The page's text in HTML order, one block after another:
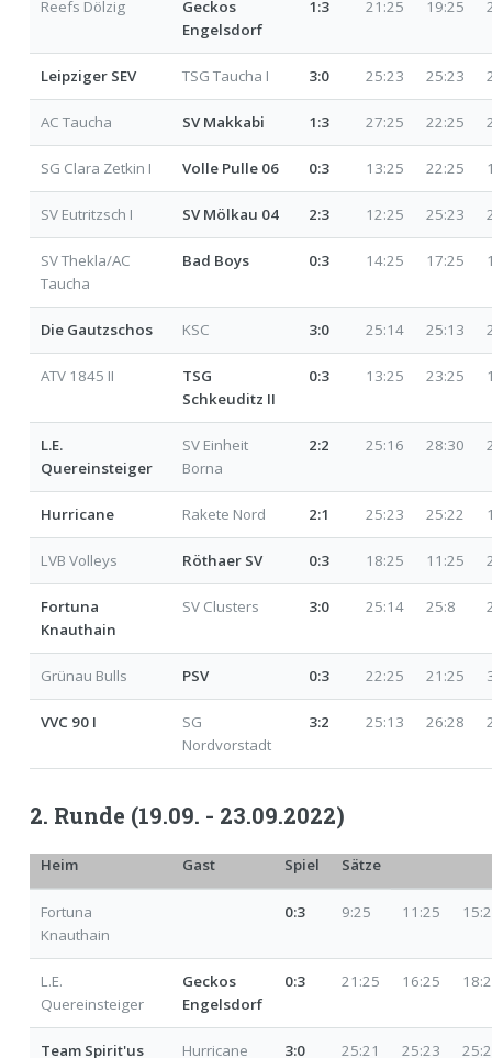
Reefs Dölzig
Geckos
Engelsdorf
1:3 21:25 19:25
Leipziger SEV TSG Taucha I 3:0 25:23 25:23
AC Taucha SV Makkabi 1:3 27:25 22:25
SG Clara Zetkin I Volle Pulle 06 0:3 13:25 22:25
SV Eutritzsch I SV Mölkau 04 2:3 12:25 25:23
SV Thekla/AC
Taucha
Bad Boys 0:3 14:25 17:25
Die Gautzschos KSC 3:0 25:14 25:13
ATV 1845 II
TSG
Schkeuditz II
0:3 13:25 23:25
L.E.
Quereinsteiger
SV Einheit
Borna
2:2 25:16 28:30
Hurricane Rakete Nord 2:1 25:23 25:22
LVB Volleys Röthaer SV 0:3 18:25 11:25
Fortuna
Knauthain
SV Clusters 3:0 25:14 25:8
Grünau Bulls PSV 0:3 22:25 21:25
VVC 90 I
SG
Nordvorstadt
3:2 25:13 26:28
2. Runde (19.09. - 23.09.2022)
Heim Gast Spiel Sätze
Fortuna
Knauthain
0:3 9:25 11:25
L.E.
Quereinsteiger
Geckos
Engelsdorf
0:3 21:25 16:25
Team Spirit'us Hurricane 3:0 25:21 25:23